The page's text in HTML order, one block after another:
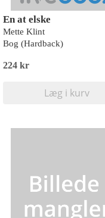
En at elske
Mette Klint
Bog (Hardback)
224 kr
Læg i kurv